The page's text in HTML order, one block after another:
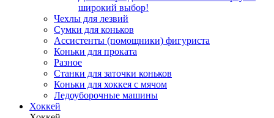
широкий выбор!
Чехлы для лезвий
Сумки для коньков
Ассистенты (помощники) фигуриста
Коньки для проката
Разное
Станки для заточки коньков
Коньки для хоккея с мячом
Ледоуборочные машины
Хоккей